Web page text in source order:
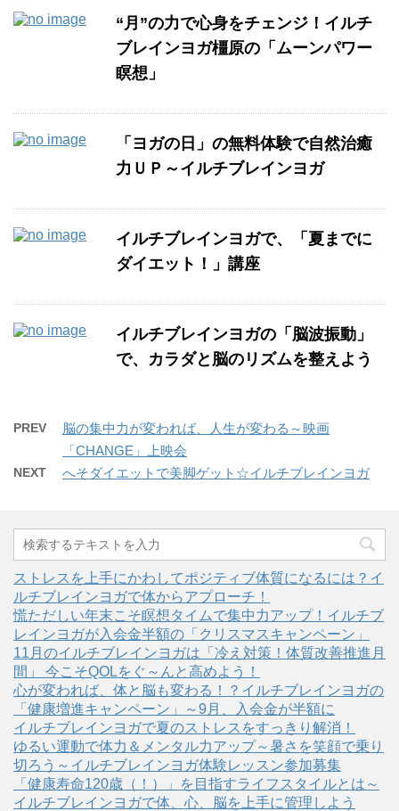
“月”の力で心身をチェンジ！イルチ
ブレインヨガ橿原の「ムーンパワー
瞑想」
「ヨガの日」の無料体験で自然治癒
力ＵＰ～イルチブレインヨガ
イルチブレインヨガで、「夏までに
ダイエット！」講座
イルチブレインヨガの「脳波振動」
で、カラダと脳のリズムを整えよう
PREV
脳の集中力が変われば、人生が変わる～映画
「CHANGE」上映会
NEXT へそダイエットで美脚ゲット☆イルチブレインヨガ
ストレスを上手にかわしてポジティブ体質になるには？イ
ルチブレインヨガで体からアプローチ！
慌ただしい年末こそ瞑想タイムで集中力アップ！イルチブ
レインヨガが入会金半額の「クリスマスキャンペーン」
11月のイルチブレインヨガは「冷え対策！体質改善推進月
間」 今こそQOLをぐ～んと高めよう！
心が変われば、体と脳も変わる！？イルチブレインヨガの
「健康増進キャンペーン」～9月、入会金が半額に
イルチブレインヨガで夏のストレスをすっきり解消！
ゆるい運動で体力＆メンタル力アップ～暑さを笑顔で乗り
切ろう～イルチブレインヨガ体験レッスン参加募集
「健康寿命120歳（！）」を目指すライフスタイルとは～
イルチブレインヨガで体、心、脳を上手に管理しよう